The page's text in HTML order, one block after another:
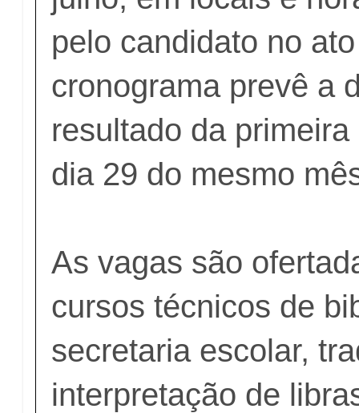
pelo candidato no
cronograma prevê a
resultado da
dia 29 do mesmo
As vagas são
cursos técnicos de
secretaria escolar,
interpretação de